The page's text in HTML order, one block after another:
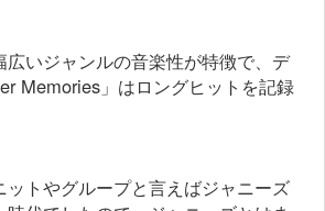
広いジャンルの音楽性が特徴で、デ
Memories」はロングヒットを記録
ットやグループと言えばジャニーズ